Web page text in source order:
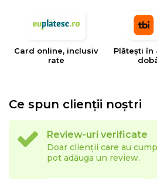
Card online, inclusiv
rate
Plătești în
Ce spun clienții noștri
Review-uri verificate
Doar clienții care au
pot adăuga un review.